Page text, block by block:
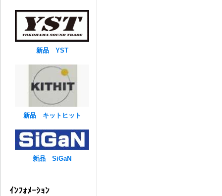
新品 YST
新品 キットヒット
新品 SiGaN
ｲﾝﾌｫﾒｰｼｮﾝ